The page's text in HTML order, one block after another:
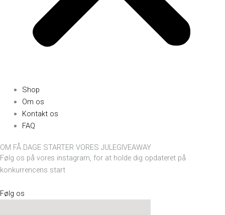
Shop
Om os
Kontakt os
FAQ
OM FÅ DAGE STARTER VORES JULEGIVEAWAY
Følg os på vores instagram, for at holde dig opdateret på
konkurrencens start
Følg os